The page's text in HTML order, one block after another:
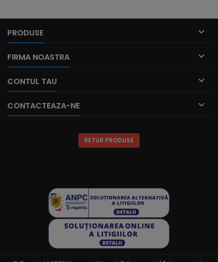
PRODUSE 
FIRMA NOASTRA 
CONTUL TAU 
CONTACTEAZA-NE 
RETUR PRODUSE